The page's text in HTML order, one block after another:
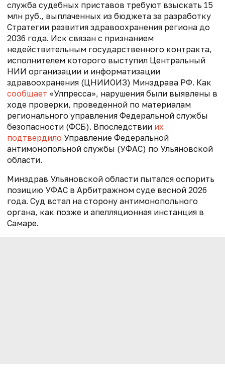
служба судебных приставов требуют взыскать 15
млн руб., выплаченных из бюджета за разработку
Стратегии развития здравоохранения региона до
2036 года. Иск связан с признанием
недействительным государственного контракта,
исполнителем которого выступил Центральный
НИИ организации и информатизации
здравоохранения (ЦНИИОИЗ) Минздрава РФ. Как
сообщает «Улпресса», нарушения были выявлены в
ходе проверки, проведенной по материалам
регионального управления Федеральной службы
безопасности (ФСБ). Впоследствии их
подтвердило Управление Федеральной
антимонопольной службы (УФАС) по Ульяновской
области.
Минздрав Ульяновской области пытался оспорить
позицию УФАС в Арбитражном суде весной 2026
года. Суд встал на сторону антимонопольного
органа, как позже и апелляционная инстанция в
Самаре.